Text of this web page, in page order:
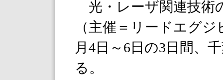
光・レーザ関連技術
（主催＝リードエグ
月4日～6日の3日間、
る。